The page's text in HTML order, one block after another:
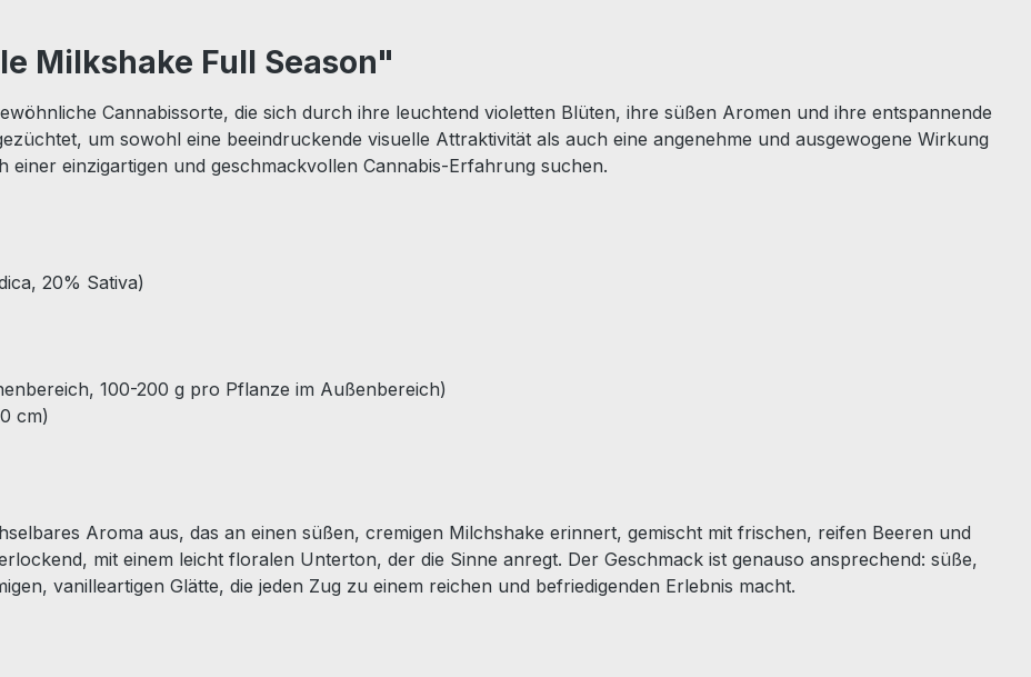
Milkshake Full Season"
Cannabissorte, die sich durch ihre leuchtend violetten Blüten, ihre süßen Aromen und ihre entspannende
um sowohl eine beeindruckende visuelle Attraktivität als auch eine angenehme und ausgewogene Wirkung
einzigartigen und geschmackvollen Cannabis-Erfahrung suchen.
20% Sativa)
100-200 g pro Pflanze im Außenbereich)
cm)
Aroma aus, das an einen süßen, cremigen Milchshake erinnert, gemischt mit frischen, reifen Beeren und
mit einem leicht floralen Unterton, der die Sinne anregt. Der Geschmack ist genauso ansprechend: süße,
vanilleartigen Glätte, die jeden Zug zu einem reichen und befriedigenden Erlebnis macht.